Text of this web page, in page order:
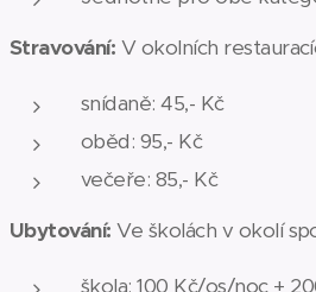
Stravování: Vokolních
snídaně: 45,- Kč
oběd: 95,- Kč
večeře: 85,- Kč
Ubytování:Ve školách v okolí
škola: 100 Kč/os/noc +